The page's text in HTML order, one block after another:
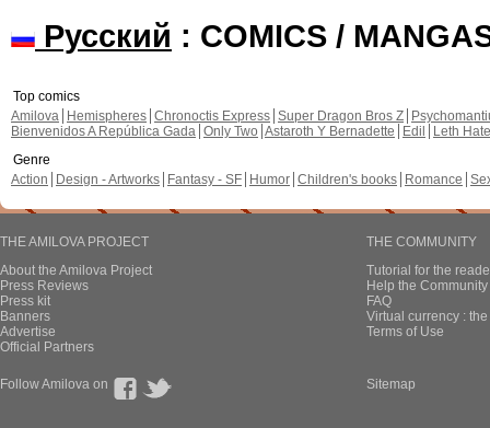
Русский : COMICS /
Top comics
Amilova
Hemispheres Chronoctis Express Super Dragon Bros Z
Bienvenidos A República Gada Only Two Astaroth Y Bernadette Edil
Leth Hate
Genre
Action
Design - Artworks Fantasy - SF Humor Children's books Romance
THE AMILOVA PROJECT
About the Amilova Project
Press Reviews
Press kit
Banners
Advertise
Official Partners
THE COMMUNITY
Tutorial for the
Help the
FAQ
Virtual currency :
Terms of Use
Follow Amilova on Sitemap